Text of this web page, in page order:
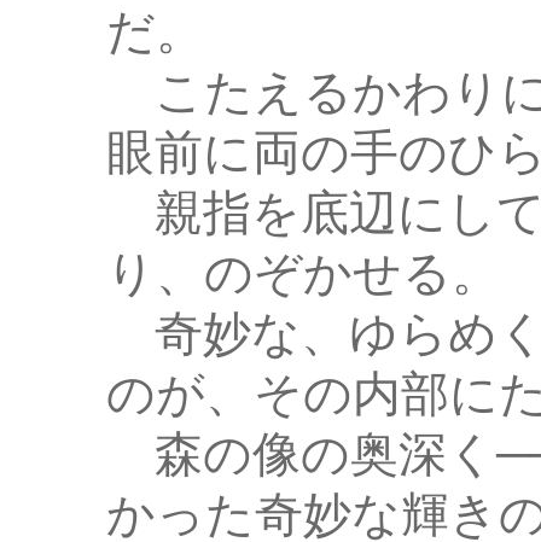
だ。
こたえるかわり
眼前に両の手のひ
親指を底辺にし
り、のぞかせる。
奇妙な、ゆらめ
のが、その内部に
森の像の奥深く
かった奇妙な輝き